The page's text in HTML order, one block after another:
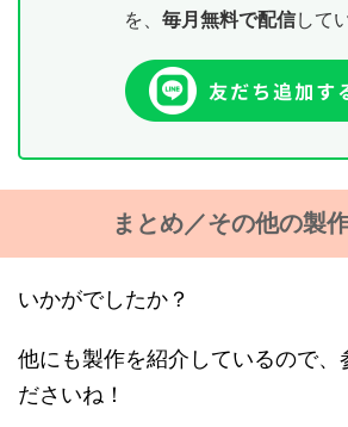
を、 毎月無料で配信して
まとめ／その他の製
いかがでしたか？
他にも製作を紹介しているので、
ださいね！